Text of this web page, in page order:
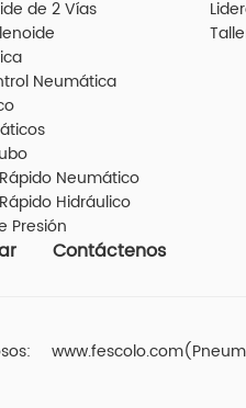
de 2 Vías
Neumática
Neumático
Hidráulico
Presión
Contáctenos